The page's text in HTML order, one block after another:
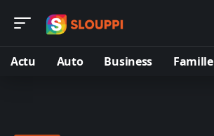
Actu Auto Business Famille